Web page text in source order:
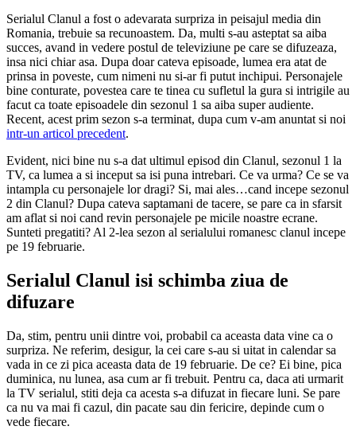
Serialul Clanul a fost o adevarata surpriza in peisajul media din
Romania, trebuie sa recunoastem. Da, multi s-au asteptat sa aiba
succes, avand in vedere postul de televiziune pe care se difuzeaza,
insa nici chiar asa. Dupa doar cateva episoade, lumea era atat de
prinsa in poveste, cum nimeni nu si-ar fi putut inchipui. Personajele
bine conturate, povestea care te tinea cu sufletul la gura si intrigile au
facut ca toate episoadele din sezonul 1 sa aiba super audiente.
Recent, acest prim sezon s-a terminat, dupa cum v-am anuntat si noi
intr-un articol precedent.
Evident, nici bine nu s-a dat ultimul episod din Clanul, sezonul 1 la
TV, ca lumea a si inceput sa isi puna intrebari. Ce va urma? Ce se va
intampla cu personajele lor dragi? Si, mai ales…cand incepe sezonul
2 din Clanul? Dupa cateva saptamani de tacere, se pare ca in sfarsit
am aflat si noi cand revin personajele pe micile noastre ecrane.
Sunteti pregatiti? Al 2-lea sezon al serialului romanesc clanul incepe
pe 19 februarie.
Serialul Clanul isi schimba ziua de
difuzare
Da, stim, pentru unii dintre voi, probabil ca aceasta data vine ca o
surpriza. Ne referim, desigur, la cei care s-au si uitat in calendar sa
vada in ce zi pica aceasta data de 19 februarie. De ce? Ei bine, pica
duminica, nu lunea, asa cum ar fi trebuit. Pentru ca, daca ati urmarit
la TV serialul, stiti deja ca acesta s-a difuzat in fiecare luni. Se pare
ca nu va mai fi cazul, din pacate sau din fericire, depinde cum o
vede fiecare.